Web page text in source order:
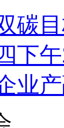
碳
下
业